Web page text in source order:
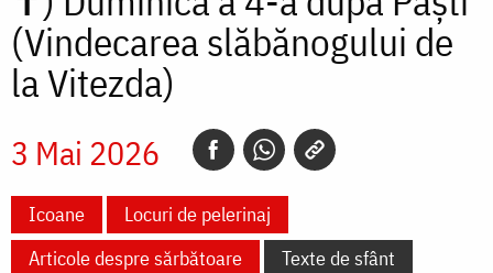
(Vindecarea slăbănogului de
la Vitezda)
3 Mai 2026
Icoane
Locuri de pelerinaj
Articole despre sărbătoare
Texte de sfânt